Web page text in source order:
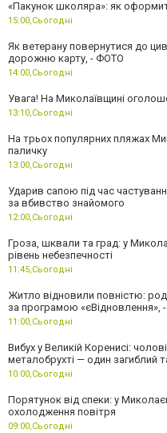
«Пакунок школяра»: як
15:00, Сьогодні
Як ветерану повернутися до
дорожню карту, - ФОТО
14:00, Сьогодні
Увага! На Миколаївщині
13:10, Сьогодні
На трьох популярних пляжах
паличку
13:00, Сьогодні
Ударив сапою під час
за вбивство знайомого
12:00, Сьогодні
Гроза, шквали та град: у
рівень небезпечності
11:45, Сьогодні
Житло відновили повністю:
за програмою «єВідновлення»,
11:00, Сьогодні
Вибух у Великій Коренисі:
металобрухті — один загиблий
10:00, Сьогодні
Порятунок від спеки: у
охолодження повітря
09:00, Сьогодні